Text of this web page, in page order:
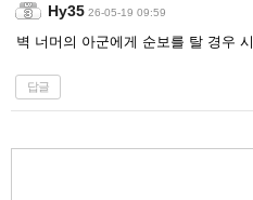
Hy35 26-05-19 09:59
벽 너머의 아군에게 순보를 탈 경우
답글